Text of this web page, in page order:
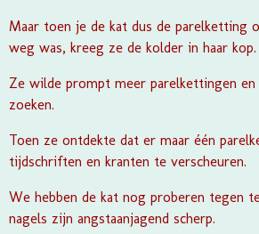
Maar toen je de kat dus de parelketting
weg was, kreeg ze de kolder in haar kop.
Ze wilde prompt meer parelkettingen
zoeken.
Toen ze ontdekte dat er maar één
tijdschriften en kranten te verscheuren.
We hebben de kat nog proberen tegen
nagels zijn angstaanjagend scherp.